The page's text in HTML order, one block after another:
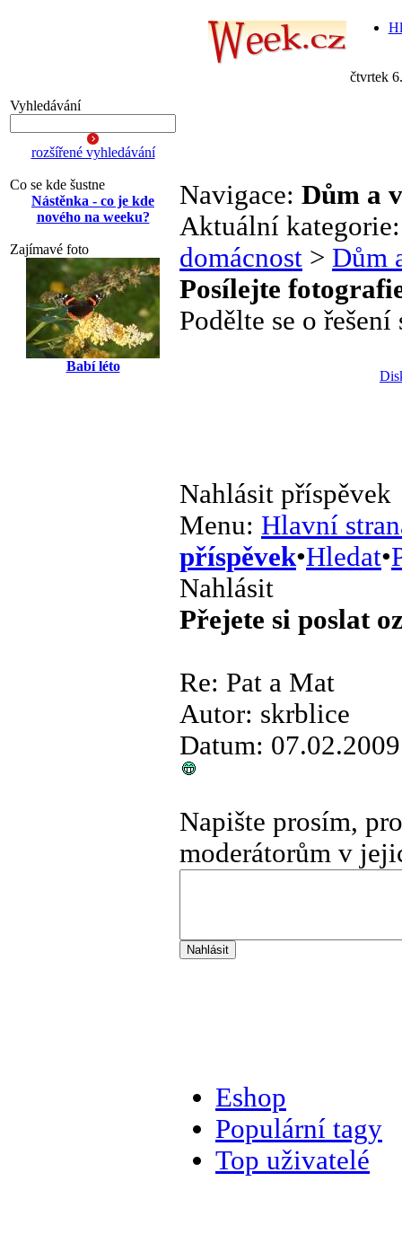
čtvrtek
Vyhledávání
rozšířené vyhledávání
Co se kde šustne
Nástěnka - co je kde
nového na weeku?
Zajímavé foto
Babí léto
Navigace: Dům a
Aktuální
domácnost > Dům
Posílejte
Podělte se o
Nahlásit příspěvek
Menu: Hlavní
příspěvek•Hledat•
Nahlásit
Přejete si poslat
Re: Pat a Mat
Autor: skrblice
Datum:
Napište prosím,
moderátorům v
Eshop
Populární tagy
Top uživatelé